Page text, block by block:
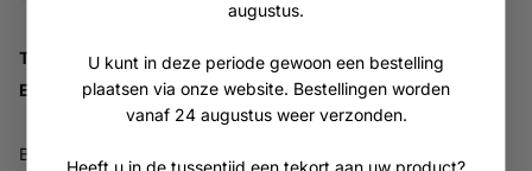
augustus.
U kunt in deze periode gewoon een bestelling
plaatsen via onze website. Bestellingen worden
vanaf 24 augustus weer verzonden.
Heeft u in de tussentijd een tekort aan uw product?
Tel:
+31 (0)318 553946
Email:
info@vitabron.nl
BTW NL816914679B01